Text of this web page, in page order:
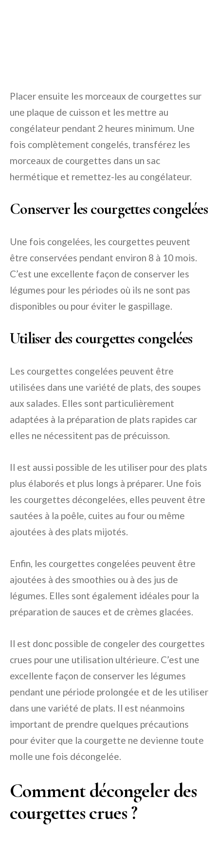
Placer ensuite les morceaux de courgettes sur
une plaque de cuisson et les mettre au
congélateur pendant 2 heures minimum. Une
fois complètement congelés, transférez les
morceaux de courgettes dans un sac
hermétique et remettez-les au congélateur.
Conserver les courgettes congelées
Une fois congelées, les courgettes peuvent
être conservées pendant environ 8 à 10 mois.
C’est une excellente façon de conserver les
légumes pour les périodes où ils ne sont pas
disponibles ou pour éviter le gaspillage.
Utiliser des courgettes congelées
Les courgettes congelées peuvent être
utilisées dans une variété de plats, des soupes
aux salades. Elles sont particulièrement
adaptées à la préparation de plats rapides car
elles ne nécessitent pas de précuisson.
Il est aussi possible de les utiliser pour des plats
plus élaborés et plus longs à préparer. Une fois
les courgettes décongelées, elles peuvent être
sautées à la poêle, cuites au four ou même
ajoutées à des plats mijotés.
Enfin, les courgettes congelées peuvent être
ajoutées à des smoothies ou à des jus de
légumes. Elles sont également idéales pour la
préparation de sauces et de crèmes glacées.
Il est donc possible de congeler des courgettes
crues pour une utilisation ultérieure. C’est une
excellente façon de conserver les légumes
pendant une période prolongée et de les utiliser
dans une variété de plats. Il est néanmoins
important de prendre quelques précautions
pour éviter que la courgette ne devienne toute
molle une fois décongelée.
Comment décongeler des
courgettes crues ?